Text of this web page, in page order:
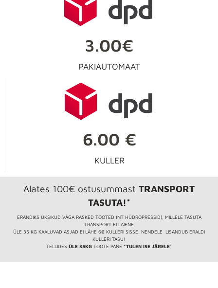
3.00€
PAKIAUTOMAAT
6.00 €
KULLER
Alates 100€ ostusummast TRANSPORT
TASUTA!*
ERANDIKS ÜKSIKUD VÄGA RASKED TOOTED (NT HÜDROPRESSID), MILLELE TASUTA
TRANSPORT EI LAIENE
ÜLE 35 KG KAALUVAD ASJAD EI LÄHE 6€ KULLERI SISSE, NENDELE LISANDUB ERALDI
KULLERI TASU!
TELLIDES ÜLE 35KG TOOTE PANE ”TULEN ISE JÄRELE”